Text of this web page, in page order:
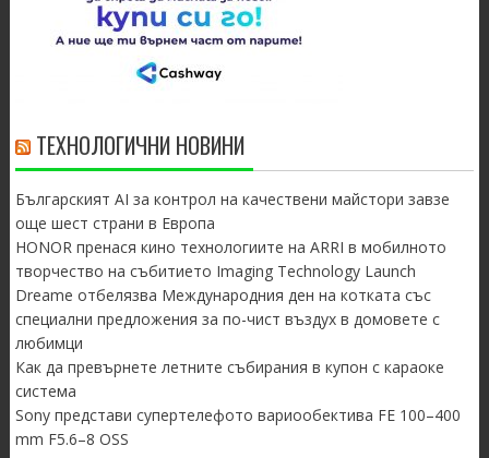
ТЕХНОЛОГИЧНИ НОВИНИ
Българският AI за контрол на качествени майстори завзе
още шест страни в Европа
HONOR пренася кино технологиите на ARRI в мобилното
творчество на събитието Imaging Technology Launch
Dreame отбелязва Международния ден на котката със
специални предложения за по-чист въздух в домовете с
любимци
Как да превърнете летните събирания в купон с караоке
система
Sony представи супертелефото вариообектива FE 100–400
mm F5.6–8 OSS